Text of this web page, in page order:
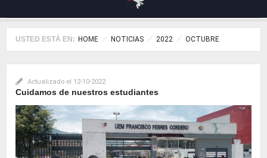
USTED ESTÁ EN: HOME NOTICIAS 2022 OCTUBRE
Actualizado el 12-10-2022
Cuidamos de nuestros estudiantes